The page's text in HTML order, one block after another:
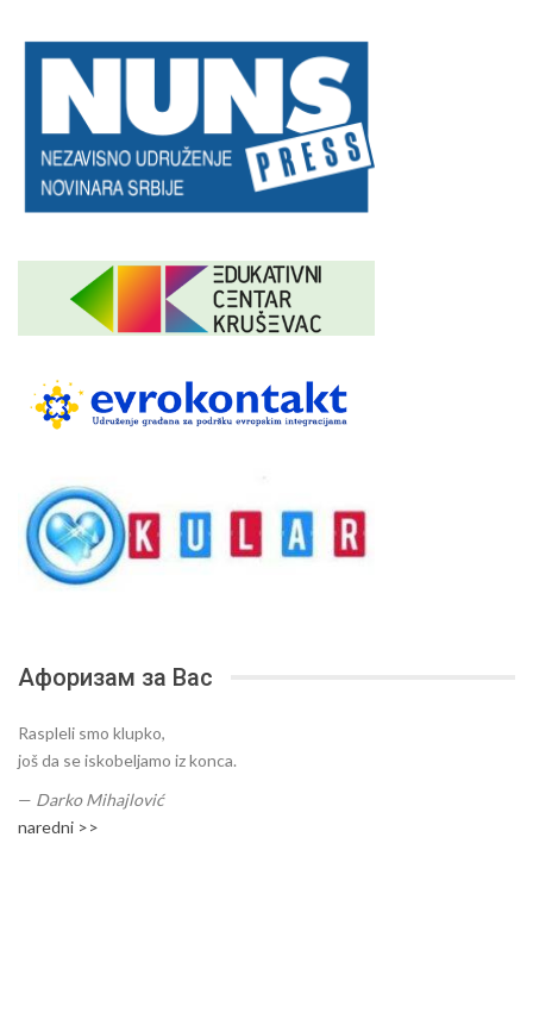
Афоризам за Вас
Raspleli smo klupko,
još da se iskobeljamo iz konca.
— Darko Mihajlović
naredni >>